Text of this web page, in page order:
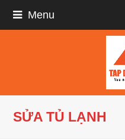
Menu
SỬA TỦ LẠNH